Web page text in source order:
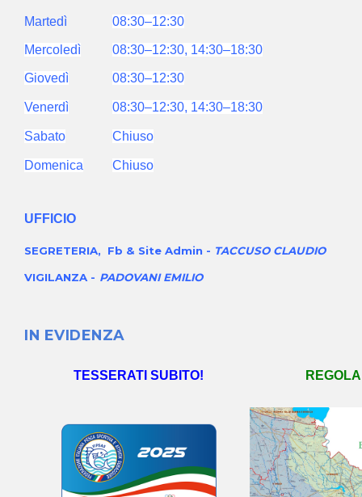
Martedì 08:30–12:30
Mercoledì 08:30–12:30, 14:30–18:30
Giovedì 08:30–12:30
Venerdì 08:30–12:30, 14:30–18:30
Sabato Chiuso
Domenica Chiuso
UFFICIO
SEGRETERIA, Fb & Site Admin - TACCUSO CLAUDIO
VIGILANZA - PADOVANI EMILIO
IN EVIDENZA
TESSERATI SUBITO!